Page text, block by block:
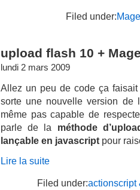
Filed under:
upload flash 10 +
lundi 2 mars 2009
Allez un peu de code ça faisait
sorte une nouvelle version
même pas capable de
parle de la méthode
lançable en javascript pour
Lire la suite
Filed under:actionscript